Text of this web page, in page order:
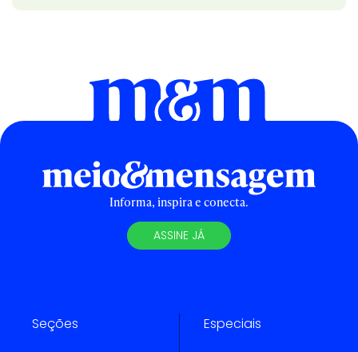
Informa, inspira e conecta.
ASSINE JÁ
Seções Especiais